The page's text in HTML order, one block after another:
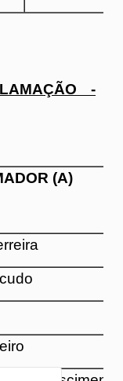
-
(A)